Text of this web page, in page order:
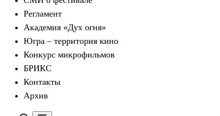
Регламент
Академия «Дух огня»
Югра – территория кино
Конкурс микрофильмов
БРИКС
Контакты
Архив